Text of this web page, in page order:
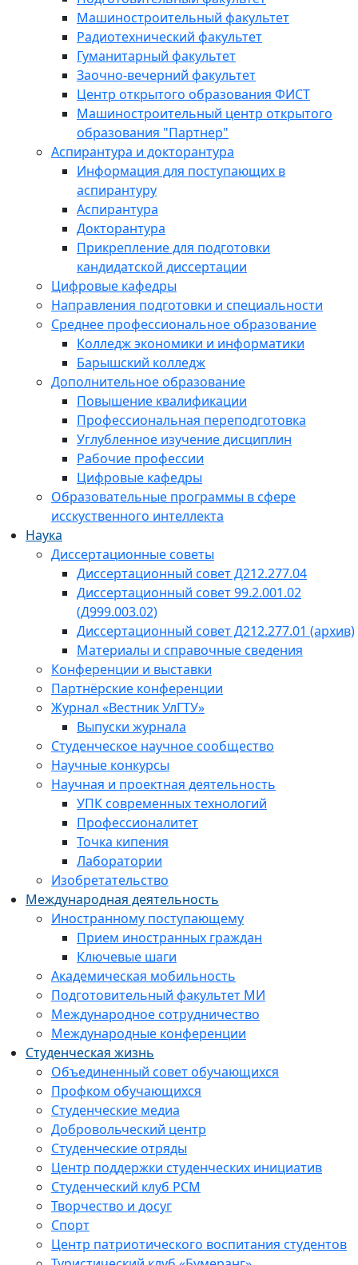
Машиностроительный факультет
Радиотехнический факультет
Гуманитарный факультет
Заочно-вечерний факультет
Центр открытого образования ФИСТ
Машиностроительный центр открытого
образования "Партнер"
Аспирантура и докторантура
Информация для поступающих в
аспирантуру
Аспирантура
Докторантура
Прикрепление для подготовки
кандидатской диссертации
Цифровые кафедры
Направления подготовки и специальности
Среднее профессиональное образование
Колледж экономики и информатики
Барышский колледж
Дополнительное образование
Повышение квалификации
Профессиональная переподготовка
Углубленное изучение дисциплин
Рабочие профессии
Цифровые кафедры
Образовательные программы в сфере
исскуственного интеллекта
Наука
Диссертационные советы
Диссертационный совет Д212.277.04
Диссертационный совет 99.2.001.02
(Д999.003.02)
Диссертационный совет Д212.277.01 (архив)
Материалы и справочные сведения
Конференции и выставки
Партнёрские конференции
Журнал «Вестник УлГТУ»
Выпуски журнала
Студенческое научное сообщество
Научные конкурсы
Научная и проектная деятельность
УПК современных технологий
Профессионалитет
Точка кипения
Лаборатории
Изобретательство
Международная деятельность
Иностранному поступающему
Прием иностранных граждан
Ключевые шаги
Академическая мобильность
Подготовительный факультет МИ
Международное сотрудничество
Международные конференции
Студенческая жизнь
Объединенный совет обучающихся
Профком обучающихся
Студенческие медиа
Добровольческий центр
Студенческие отряды
Центр поддержки студенческих инициатив
Студенческий клуб РСМ
Творчество и досуг
Спорт
Центр патриотического воспитания студентов